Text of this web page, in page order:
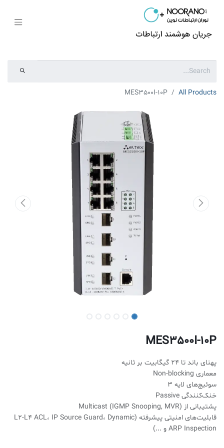
All Products
MES3500I-10P
MES3500I-10P
پهنای باند تا ۲۴ گیگابیت بر ثانیه
معماری Non-blocking
سوئیچ‌های لایه ۳
خنک‌کنندگی Passive
پشتیبانی از Multicast (IGMP Snooping, MVR)
قابلیت‌های امنیتی پیشرفته (L2-L4 ACL، IP Source Guard، Dynamic
ARP Inspection و ...)